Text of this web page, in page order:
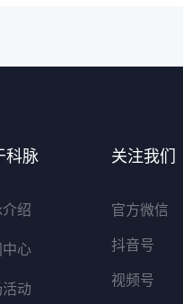
科脉
绍
心
动
关注我们
官方微信
抖音号
视频号